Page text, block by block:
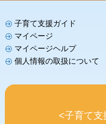
子育て支援ガイド
マイページ
マイページヘルプ
個人情報の取扱について
子育て支